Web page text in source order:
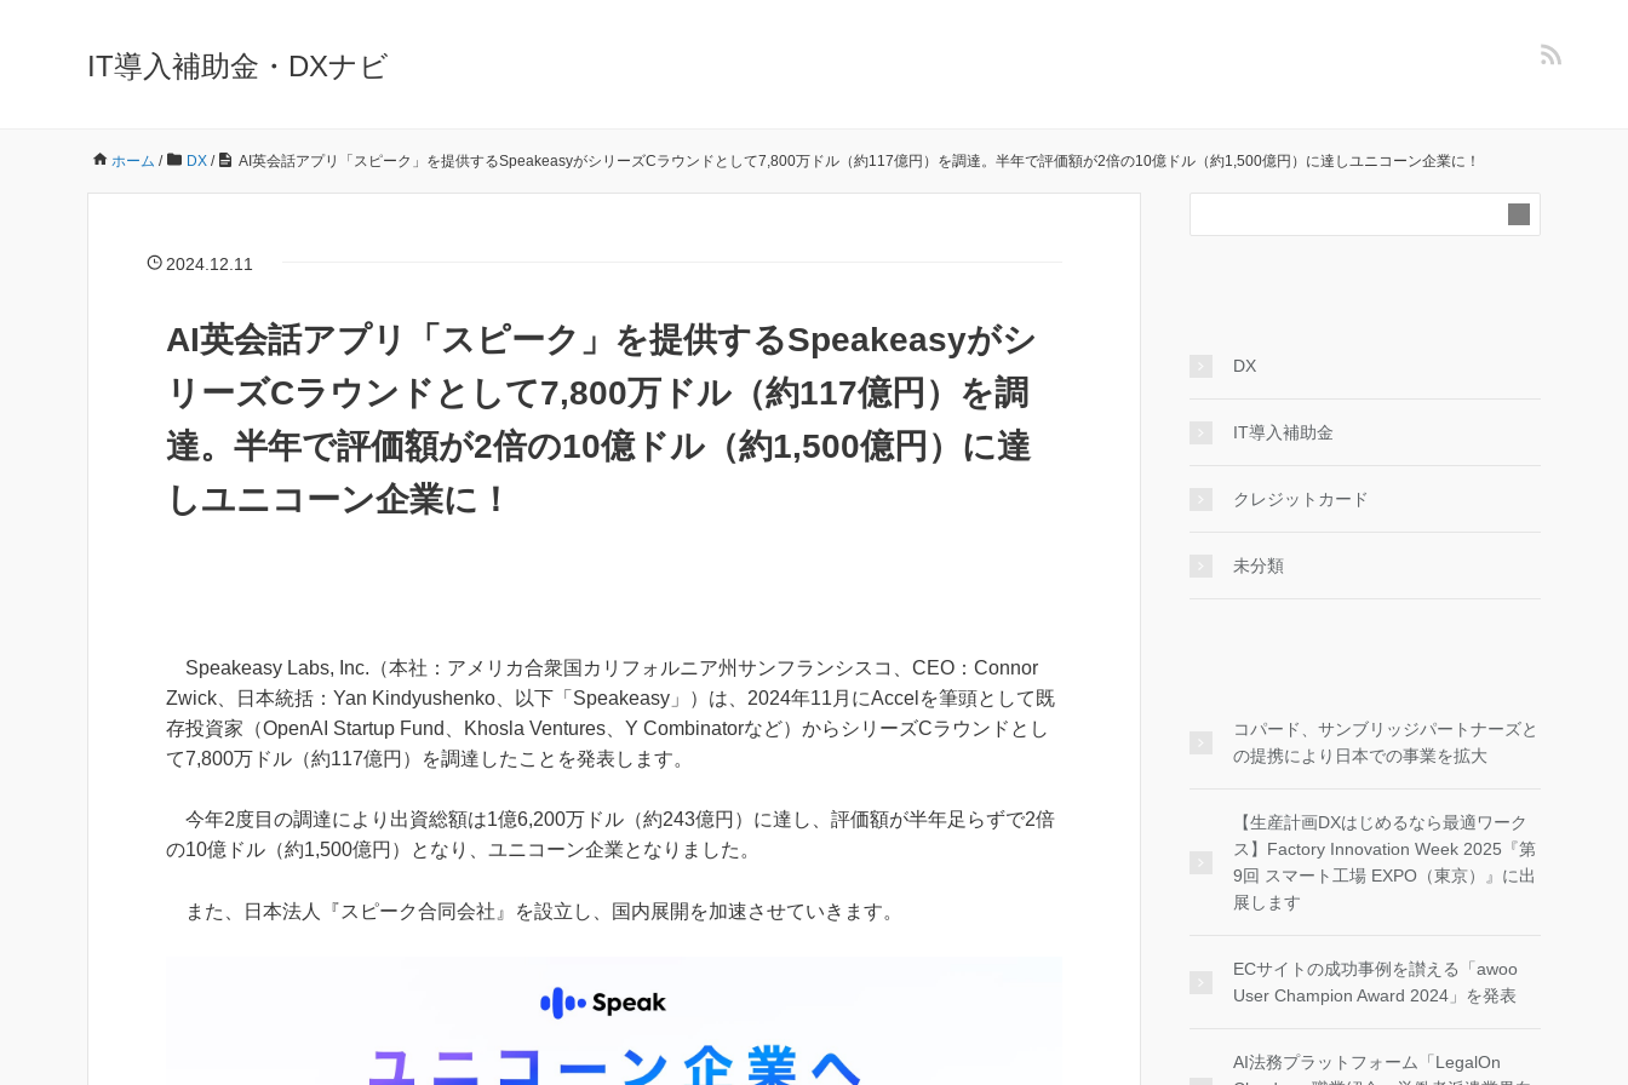
IT導入補助金・DXナビ
ホーム / DX / AI英会話アプリ「スピーク」を提供するSpeakeasyがシリーズCラウンドとして7,800万ドル（約117億円）を調達。半年で評価額が2倍の10億ドル（約1,500億円）に達しユニコーン企業に！
2024.12.11
AI英会話アプリ「スピーク」を提供するSpeakeasyがシ
リーズCラウンドとして7,800万ドル（約117億円）を調
達。半年で評価額が2倍の10億ドル（約1,500億円）に達
しユニコーン企業に！
Speakeasy Labs, Inc.（本社：アメリカ合衆国カリフォルニア州サンフランシスコ、CEO：Connor
Zwick、日本統括：Yan Kindyushenko、以下「Speakeasy」）は、2024年11月にAccelを筆頭として既
存投資家（OpenAI Startup Fund、Khosla Ventures、Y Combinatorなど）からシリーズCラウンドとし
て7,800万ドル（約117億円）を調達したことを発表します。
今年2度目の調達により出資総額は1億6,200万ドル（約243億円）に達し、評価額が半年足らずで2倍
の10億ドル（約1,500億円）となり、ユニコーン企業となりました。
また、日本法人『スピーク合同会社』を設立し、国内展開を加速させていきます。
DX
IT導入補助金
クレジットカード
未分類
コパード、サンブリッジパートナーズと
の提携により日本での事業を拡大
【生産計画DXはじめるなら最適ワーク
ス】Factory Innovation Week 2025『第
9回 スマート工場 EXPO（東京）』に出
展します
ECサイトの成功事例を讃える「awoo
User Champion Award 2024」を発表
AI法務プラットフォーム「LegalOn